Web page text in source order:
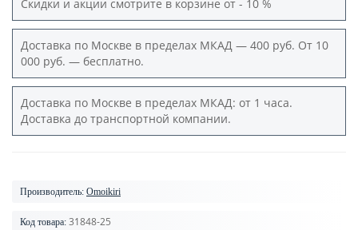
Скидки и акции смотрите в корзине от - 10 %
Доставка по Москве в пределах МКАД — 400 руб. От 10
000 руб. — бесплатно.
Доставка по Москве в пределах МКАД: от 1 часа.
Доставка до транспортной компании.
Производитель: Omoikiri
Код товара: 31848-25